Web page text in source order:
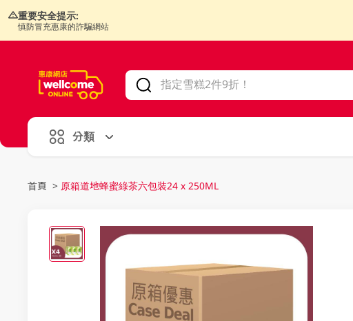
重要安全提示:
慎防冒充惠康的詐騙網站
分類
首頁 > 原箱道地蜂蜜綠茶六包裝24 x 250ML